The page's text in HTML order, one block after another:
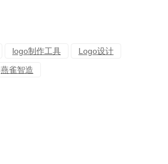
logo制作工具
Logo设计
燕雀智造